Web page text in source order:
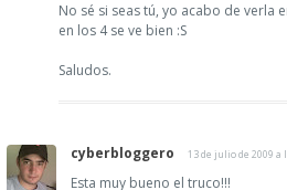
No sé si seas tú, yo acabo de verla
en los 4 se ve bien :S
Saludos.
cyberbloggero 13 de julio de 2009 a
Esta muy bueno el truco!!!